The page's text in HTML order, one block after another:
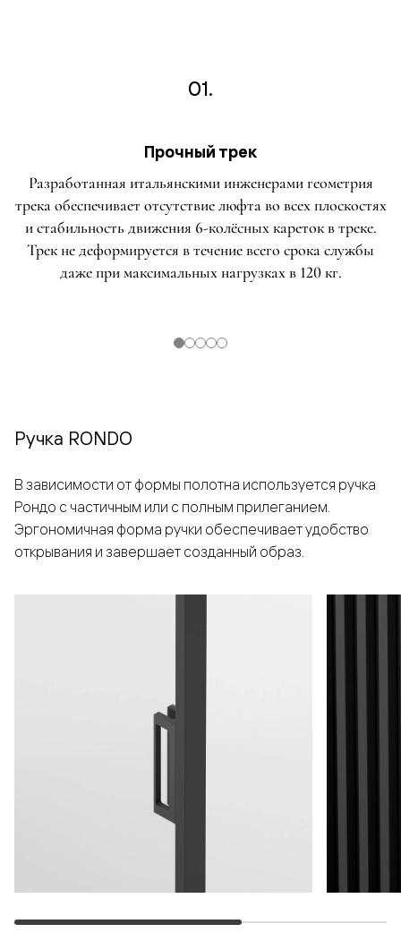
01.
Прочный трек
Разработанная итальянскими инженерами геометрия
трека обеспечивает отсутствие люфта во всех плоскостях
и стабильность движения 6-колёсных кареток в треке.
Трек не деформируется в течение всего срока службы
даже при максимальных нагрузках в 120 кг.
Ручка RONDO
В зависимости от формы полотна используется ручка
Рондо с частичным или с полным прилеганием.
Эргономичная форма ручки обеспечивает удобство
открывания и завершает созданный образ.